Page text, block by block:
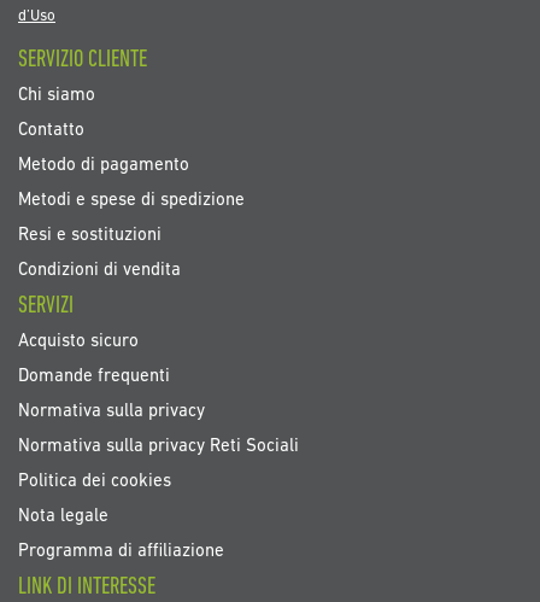
Newsletter:
d’Uso
SERVIZIO CLIENTE
Chi siamo
Contatto
Metodo di pagamento
Metodi e spese di spedizione
Resi e sostituzioni
Condizioni di vendita
SERVIZI
Acquisto sicuro
Domande frequenti
Normativa sulla privacy
Normativa sulla privacy Reti Sociali
Politica dei cookies
Nota legale
Programma di affiliazione
LINK DI INTERESSE